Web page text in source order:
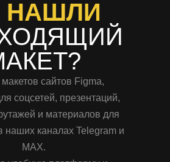
НАШЛИ
сайтов Figma,
соцсетей, презентаций,
и материалов для
каналах Telegram и
MAX.